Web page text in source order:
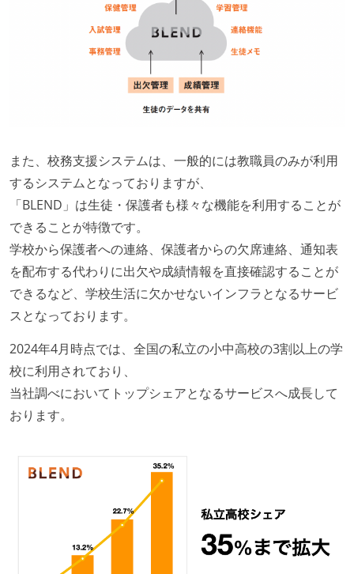
また、校務支援システムは、一般的には教職員のみが利用
するシステムとなっておりますが、
「BLEND」は生徒・保護者も様々な機能を利用することが
できることが特徴です。
学校から保護者への連絡、保護者からの欠席連絡、通知表
を配布する代わりに出欠や成績情報を直接確認することが
できるなど、学校生活に欠かせないインフラとなるサービ
スとなっております。
2024年4月時点では、全国の私立の小中高校の3割以上の学
校に利用されており、
当社調べにおいてトップシェアとなるサービスへ成長して
おります。